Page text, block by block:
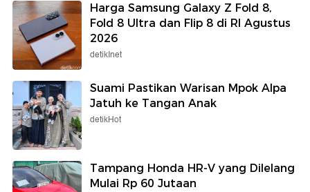
Harga Samsung Galaxy Z Fold 8,
Fold 8 Ultra dan Flip 8 di RI Agustus
2026
detikInet
Suami Pastikan Warisan Mpok Alpa
Jatuh ke Tangan Anak
detikHot
Tampang Honda HR-V yang Dilelang
Mulai Rp 60 Jutaan